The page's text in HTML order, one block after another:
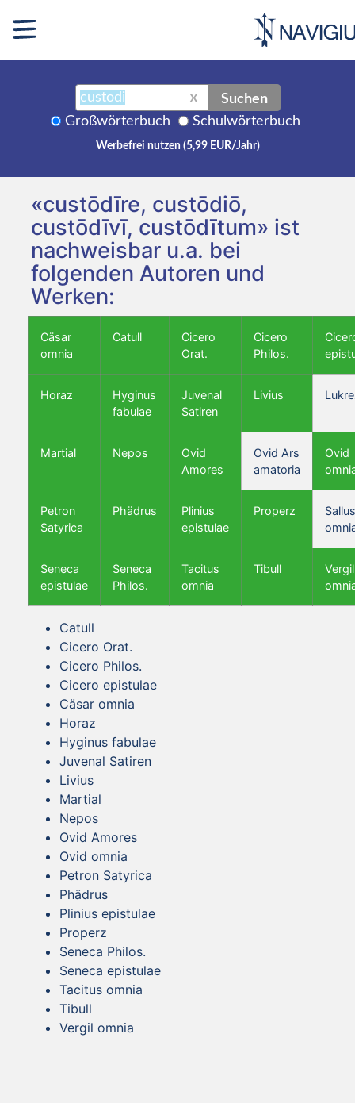
X Suchen
Großwörterbuch Schulwörterbuch
Werbefrei nutzen (5,99 EUR/Jahr)
«custōdīre, custōdiō,
custōdīvī, custōdītum» ist
nachweisbar u.a. bei
folgenden Autoren und
Werken:
Cäsar
omnia
Catull
Cicero
Orat.
Cicero
Philos.
Horaz
Hyginus
fabulae
Juvenal
Satiren
Livius
Martial Nepos
Ovid
Amores
Ovid Ars
amatoria
Ovid
Petron
Satyrica
Phädrus
Plinius
epistulae
Properz
Seneca
epistulae
Seneca
Philos.
Tacitus
omnia
Tibull
Vergil
Catull
Cicero Orat.
Cicero Philos.
Cicero epistulae
Cäsar omnia
Horaz
Hyginus fabulae
Juvenal Satiren
Livius
Martial
Nepos
Ovid Amores
Ovid omnia
Petron Satyrica
Phädrus
Plinius epistulae
Properz
Seneca Philos.
Seneca epistulae
Tacitus omnia
Tibull
Vergil omnia